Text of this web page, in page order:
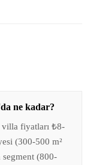
ne kadar?
villa fiyatları ₺8-
(300-500 m²
segment (800-